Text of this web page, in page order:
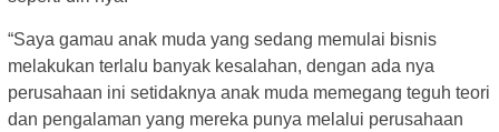
“Saya gamau anak muda yang sedang memulai bisnis
melakukan terlalu banyak kesalahan, dengan ada nya
perusahaan ini setidaknya anak muda memegang teguh teori
dan pengalaman yang mereka punya melalui perusahaan